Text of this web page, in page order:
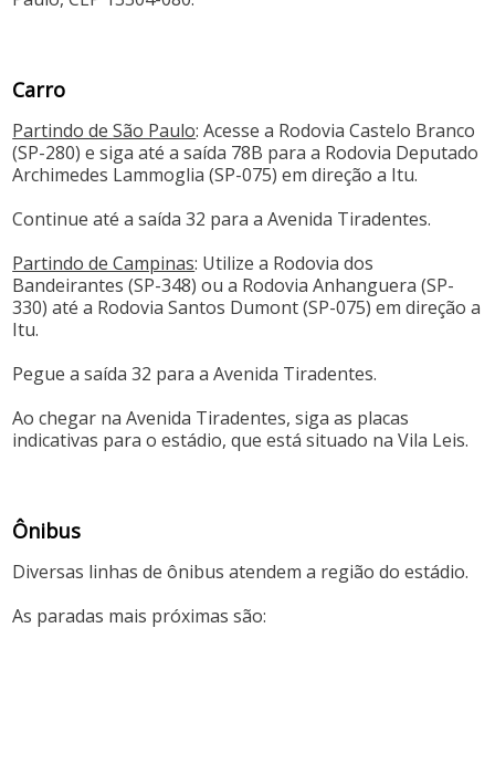
Carro
Partindo de São Paulo: Acesse a Rodovia Castelo Branco
(SP-280) e siga até a saída 78B para a Rodovia Deputado
Archimedes Lammoglia (SP-075) em direção a Itu.
Continue até a saída 32 para a Avenida Tiradentes.​
Partindo de Campinas: Utilize a Rodovia dos
Bandeirantes (SP-348) ou a Rodovia Anhanguera (SP-
330) até a Rodovia Santos Dumont (SP-075) em direção a
Itu.
Pegue a saída 32 para a Avenida Tiradentes.​
Ao chegar na Avenida Tiradentes, siga as placas
indicativas para o estádio, que está situado na Vila Leis.​
Ônibus
Diversas linhas de ônibus atendem a região do estádio.
As paradas mais próximas são:​